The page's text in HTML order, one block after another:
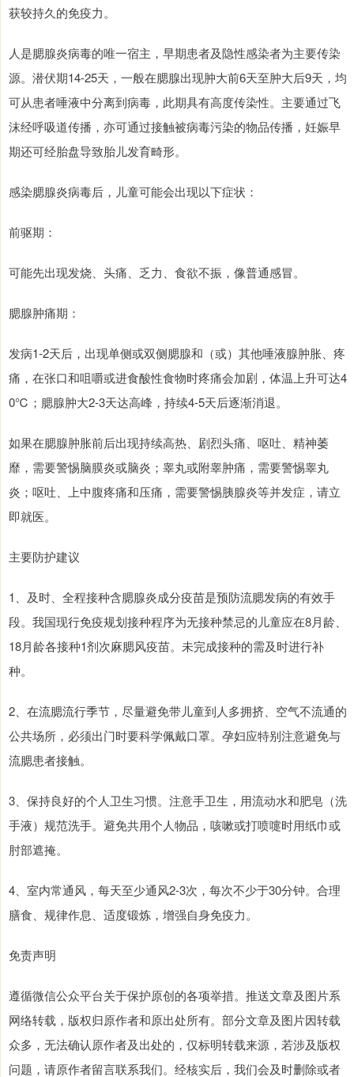
获较持久的免疫力。
人是腮腺炎病毒的唯一宿主，早期患者及隐性感染者为主要传染
源。潜伏期14-25天，一般在腮腺出现肿大前6天至肿大后9天，均
可从患者唾液中分离到病毒，此期具有高度传染性。主要通过飞
沫经呼吸道传播，亦可通过接触被病毒污染的物品传播，妊娠早
期还可经胎盘导致胎儿发育畸形。
感染腮腺炎病毒后，儿童可能会出现以下症状：
前驱期：
可能先出现发烧、头痛、乏力、食欲不振，像普通感冒。
腮腺肿痛期：
发病1-2天后，出现单侧或双侧腮腺和（或）其他唾液腺肿胀、疼
痛，在张口和咀嚼或进食酸性食物时疼痛会加剧，体温上升可达4
0℃；腮腺肿大2-3天达高峰，持续4-5天后逐渐消退。
如果在腮腺肿胀前后出现持续高热、剧烈头痛、呕吐、精神萎
靡，需要警惕脑膜炎或脑炎；睾丸或附睾肿痛，需要警惕睾丸
炎；呕吐、上中腹疼痛和压痛，需要警惕胰腺炎等并发症，请立
即就医。
主要防护建议
1、及时、全程接种含腮腺炎成分疫苗是预防流腮发病的有效手
段。我国现行免疫规划接种程序为无接种禁忌的儿童应在8月龄、
18月龄各接种1剂次麻腮风疫苗。未完成接种的需及时进行补
种。
2、在流腮流行季节，尽量避免带儿童到人多拥挤、空气不流通的
公共场所，必须出门时要科学佩戴口罩。孕妇应特别注意避免与
流腮患者接触。
3、保持良好的个人卫生习惯。注意手卫生，用流动水和肥皂（洗
手液）规范洗手。避免共用个人物品，咳嗽或打喷嚏时用纸巾或
肘部遮掩。
4、室内常通风，每天至少通风2-3次，每次不少于30分钟。合理
膳食、规律作息、适度锻炼，增强自身免疫力。
免责声明
遵循微信公众平台关于保护原创的各项举措。推送文章及图片系
网络转载，版权归原作者和原出处所有。部分文章及图片因转载
众多，无法确认原作者及出处的，仅标明转载来源，若涉及版权
问题，请原作者留言联系我们。经核实后，我们会及时删除或者